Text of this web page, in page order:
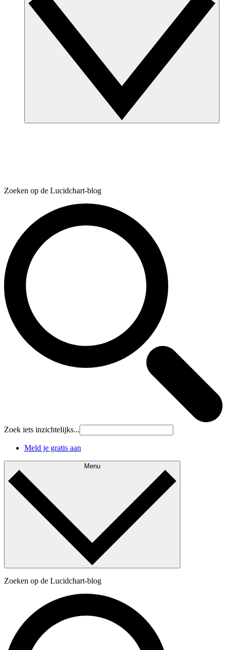
Zoeken op de Lucidchart-blog
Zoek iets inzichtelijks...
Meld je gratis aan
Menu
Zoeken op de Lucidchart-blog